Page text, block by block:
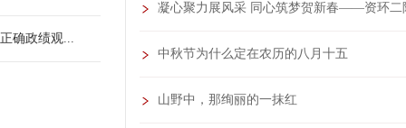
凝心聚力展风采 同心筑梦贺新春——资环二
中秋节为什么定在农历的八月十五
山野中，那绚丽的一抹红
确政绩观...